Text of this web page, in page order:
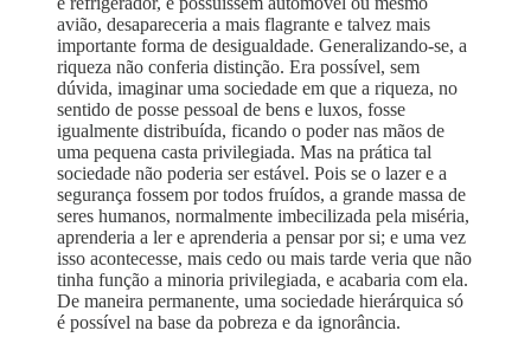
avião, desapareceria a mais flagrante e talvez mais
importante forma de desigualdade. Generalizando-se, a
riqueza não conferia distinção. Era possível, sem
dúvida, imaginar uma sociedade em que a riqueza, no
sentido de posse pessoal de bens e luxos, fosse
igualmente distribuída, ficando o poder nas mãos de
uma pequena casta privilegiada. Mas na prática tal
sociedade não poderia ser estável. Pois se o lazer e a
segurança fossem por todos fruídos, a grande massa de
seres humanos, normalmente imbecilizada pela miséria,
aprenderia a ler e aprenderia a pensar por si; e uma vez
isso acontecesse, mais cedo ou mais tarde veria que não
tinha função a minoria privilegiada, e acabaria com ela.
De maneira permanente, uma sociedade hierárquica só
é possível na base da pobreza e da ignorância.